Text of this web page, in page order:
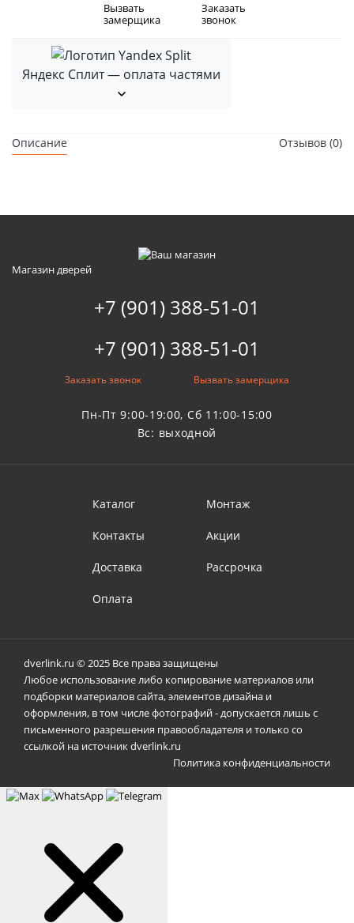
Вызвать
замерщика
Заказать
звонок
Яндекс Сплит — оплата частями
Описание Отзывов (0)
Магазин дверей
+7 (901) 388-51-01
+7 (901) 388-51-01
Заказать звонок Вызвать замерщика
Пн-Пт 9:00-19:00, Сб 11:00-15:00
Вс: выходной
Каталог
Контакты
Доставка
Оплата
Монтаж
Акции
Рассрочка
dverlink.ru © 2025 Все права защищены
Любое использование либо копирование материалов или
подборки материалов сайта, элементов дизайна и
оформления, в том числе фотографий - допускается лишь с
письменного разрешения правообладателя и только со
ссылкой на источник dverlink.ru
Политика конфиденциальности